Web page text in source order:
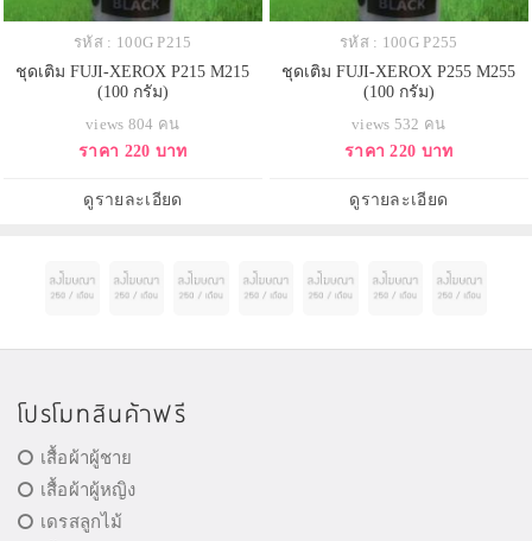
รหัส : 100G P215
ชุดเติม FUJI-XEROX P215 M215
(100 กรัม)
views 804 คน
ราคา 220 บาท
ดูรายละเอียด
รหัส : 100G P255
ชุดเติม FUJI-XEROX P255 M255
(100 กรัม)
views 532 คน
ราคา 220 บาท
ดูรายละเอียด
โปรโมทสินค้าฟรี
เสื้อผ้าผู้ชาย
เสื้อผ้าผู้หญิง
เดรสลูกไม้